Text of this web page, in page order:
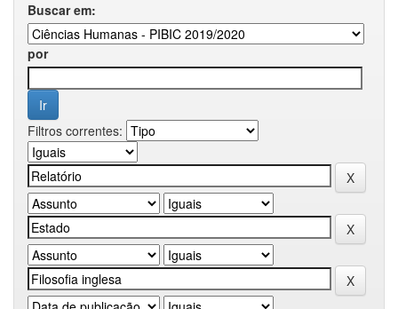
Buscar em:
por
Filtros correntes: